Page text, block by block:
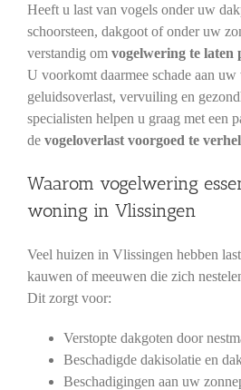
Heeft u last van vogels onder uw
schoorsteen, dakgoot of onder uw
verstandig om vogelwering te laten
U voorkomt daarmee schade aan
geluidsoverlast, vervuiling en
specialisten helpen u graag met een
de vogeloverlast voorgoed te
Waarom vogelwering
woning in Vlissingen
Veel huizen in Vlissingen hebben
kauwen of meeuwen die zich
Dit zorgt voor:
Verstopte dakgoten door
Beschadigde dakisolatie en
Beschadigingen aan uw